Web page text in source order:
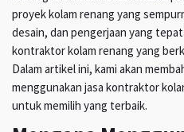
proyek kolam renang yang
desain, dan pengerjaan yang
kontraktor kolam renang yang
Dalam artikel ini, kami akan
menggunakan jasa kontraktor
untuk memilih yang terbaik.